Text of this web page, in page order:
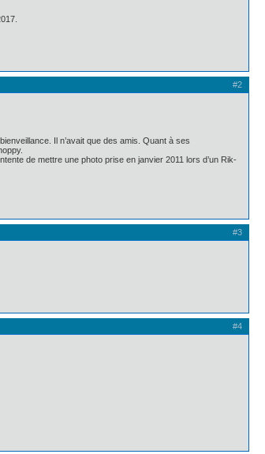
#2
Il n’avait que des amis. Quant à ses
de mettre une photo prise en janvier 2011 lors d’un Rik-
#3
#4